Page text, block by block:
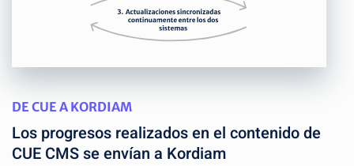
DE CUE A KORDIAM
Los progresos realizados en el contenido de
CUE CMS se envían a Kordiam